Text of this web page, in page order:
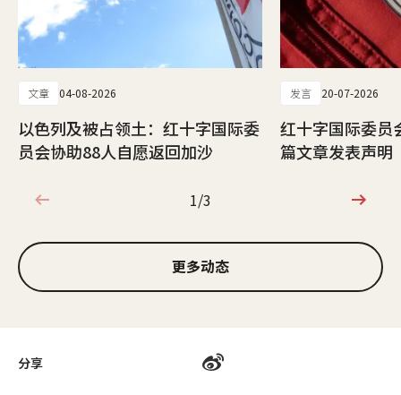
分享
文章 04-08-2026
以色列及被占领土：红十字国际委
员会协助88人自愿返回加沙
发言 20-07-2026
红十字国际委员
篇文章发表声明
1/3
1/3
更多动态